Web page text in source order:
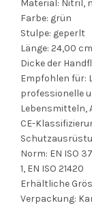
Material: Nitril,
Farbe: grün
Stulpe: geperlt
Länge: 24,00 cm
Dicke der
Empfohlen für:
professionelle
Lebensmitteln,
CE-
Norm: EN ISO
1, EN ISO 21420
Erhältliche
Verpackung: